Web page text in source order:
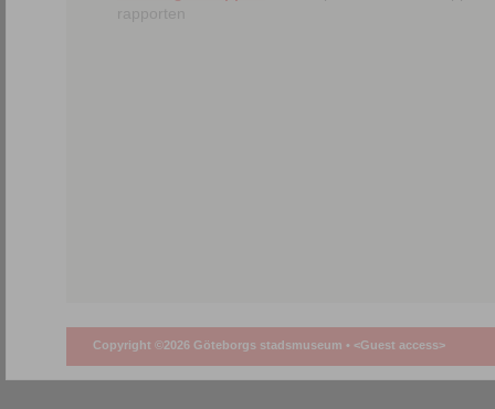
rapporten
Copyright ©2026 Göteborgs stadsmuseum • <Guest access>